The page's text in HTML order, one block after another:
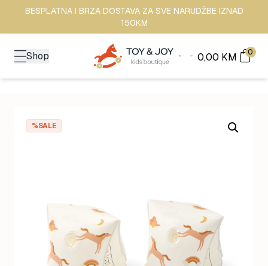
BESPLATNA I BRZA DOSTAVA ZA SVE NARUDŽBE IZNAD
150KM
Shop 0,00 KM 0
%SALE